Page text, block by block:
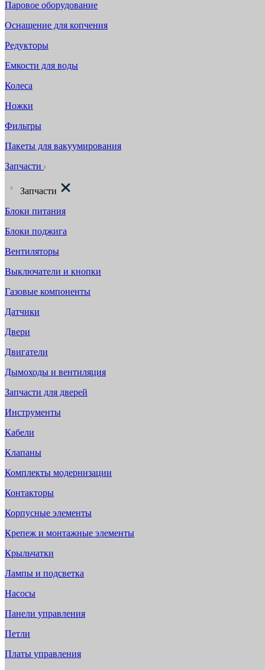
Паровое оборудование
Оснащение для копчения
Редукторы
Емкости для воды
Колеса
Ножки
Фильтры
Пакеты для вакуумирования
Запчасти
Запчасти
Блоки питания
Блоки поджига
Вентиляторы
Выключатели и кнопки
Газовые компоненты
Датчики
Двери
Двигатели
Дымоходы и вентиляция
Запчасти для дверей
Инструменты
Кабели
Клапаны
Комплекты модернизации
Контакторы
Корпусные элементы
Крепеж и монтажные элементы
Крыльчатки
Лампы и подсветка
Насосы
Панели управления
Петли
Платы управления